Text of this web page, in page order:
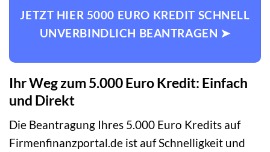
JETZT HIER 5000 EURO KREDIT SCHNELL
UNVERBINDLICH BEANTRAGEN ➤
Ihr Weg zum 5.000 Euro Kredit: Einfach
und Direkt
Die Beantragung Ihres 5.000 Euro Kredits auf
Firmenfinanzportal.de ist auf Schnelligkeit und